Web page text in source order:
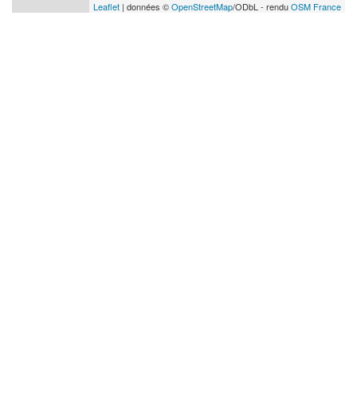
Leaflet | données ©OpenStreetMap/ODbL - renduOSM France